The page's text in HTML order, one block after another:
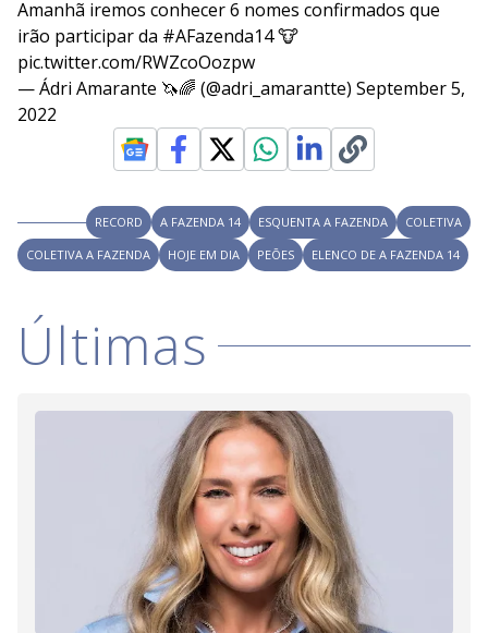
Amanhã iremos conhecer 6 nomes confirmados que
irão participar da #AFazenda14🐮
pic.twitter.com/RWZcoOozpw
— Ádri Amarante 🦄🌈 (@adri_amarantte) September 5,
2022
RECORD A FAZENDA 14 ESQUENTA A FAZENDA
COLETIVA
COLETIVA A FAZENDA
HOJE EM DIA PEÕES ELENCO DE A FAZENDA 14
Últimas